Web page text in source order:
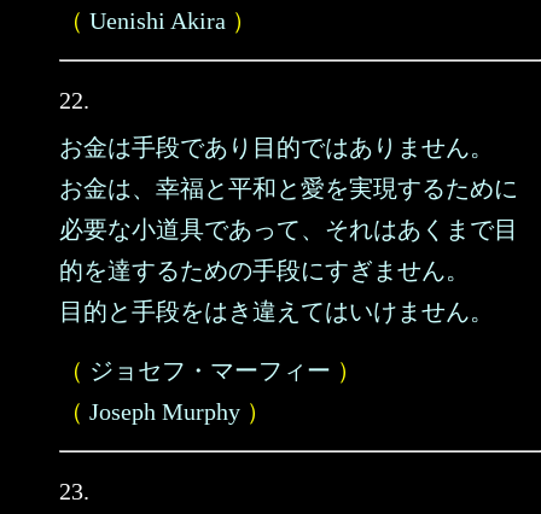
（ Uenishi Akira ）
22.
お金は手段であり目的ではありません。
お金は、幸福と平和と愛を実現するために
必要な小道具であって、それはあくまで目
的を達するための手段にすぎません。
目的と手段をはき違えてはいけません。
（ ジョセフ・マーフィー ）
（ Joseph Murphy ）
23.